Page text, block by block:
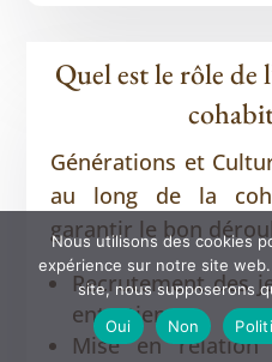
Quel est le rôle de
Générations et
au long de la
garantir le bon
Recrutement des
entretien
Mise en relation
Nous utilisons des cookies
expérience sur notre site
site, nous supposerons
Oui
Non